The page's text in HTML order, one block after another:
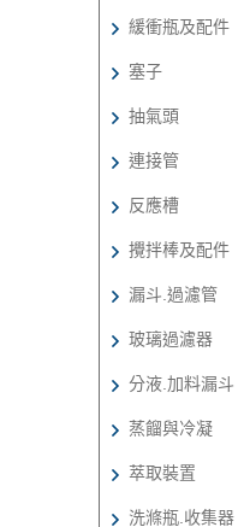
緩衝瓶及配件
塞子
抽氣頭
連接管
反應槽
攪拌棒及配件
漏斗.過濾管
玻璃過濾器
分液.加料漏斗
蒸餾與冷凝
萃取裝置
洗滌瓶.收集器